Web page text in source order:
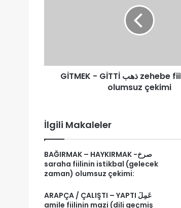
çekimi
GİTMEK - GİTTİ ذهب zehebe fiilinin mazi
olumsuz çekimi
İlgili Makaleler
BAĞIRMAK – HAYKIRMAK -صرخ
saraha fiilinin istikbal (gelecek
zaman) olumsuz çekimi:
ARAPÇA / ÇALIŞTI – YAPTI عَمِلَ
amile fiilinin mazi (dili geçmiş